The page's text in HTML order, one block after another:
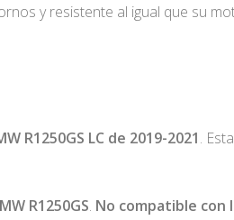
y resistente al igual que su
R1250GS LC de 2019-2021.
R1250GS. No compatible con